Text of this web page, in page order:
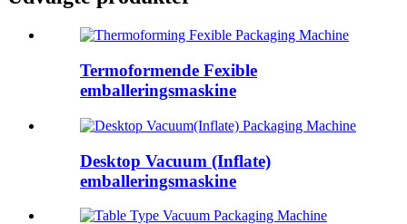
Termoformende Fexible
emballeringsmaskine
Desktop Vacuum (Inflate)
emballeringsmaskine